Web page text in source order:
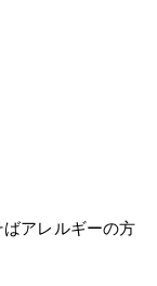
アレルギーの方